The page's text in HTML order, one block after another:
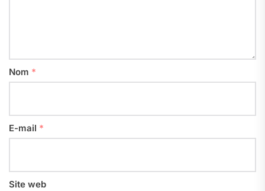
Nom *
E-mail *
Site web